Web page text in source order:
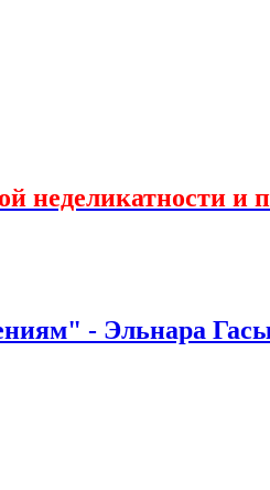
неделикатности и
- Эльнара